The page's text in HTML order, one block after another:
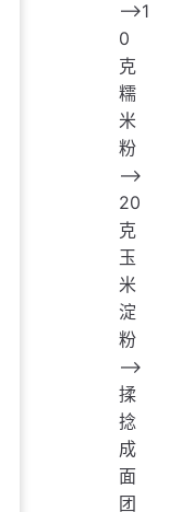
——>1
0
克
糯
米
粉
——>
20
克
玉
米
淀
粉
——>
揉
捻
成
面
团